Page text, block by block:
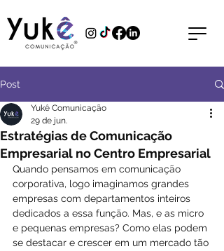
Post
Estratégias de Comunicação
Empresarial no Centro Empresarial
Yukê Comunicação
29 de jun.
Quando pensamos em comunicação
corporativa, logo imaginamos grandes
empresas com departamentos inteiros
dedicados a essa função. Mas, e as micro
e pequenas empresas? Como elas podem
se destacar e crescer em um mercado tão